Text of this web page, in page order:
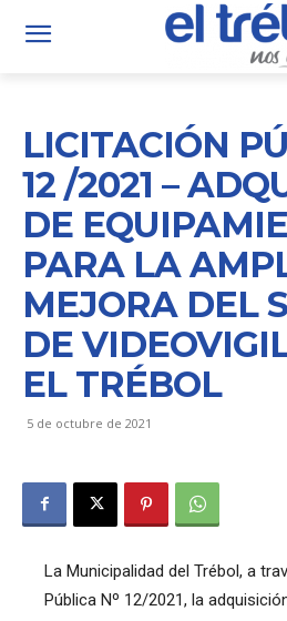
LICITACIÓN
12 /2021 –
DE
PARA LA
MEJORA DEL
DE
EL TRÉBOL
5 de octubre de 2021
La Municipalidad del Trébol, a
Pública Nº 12/2021, la